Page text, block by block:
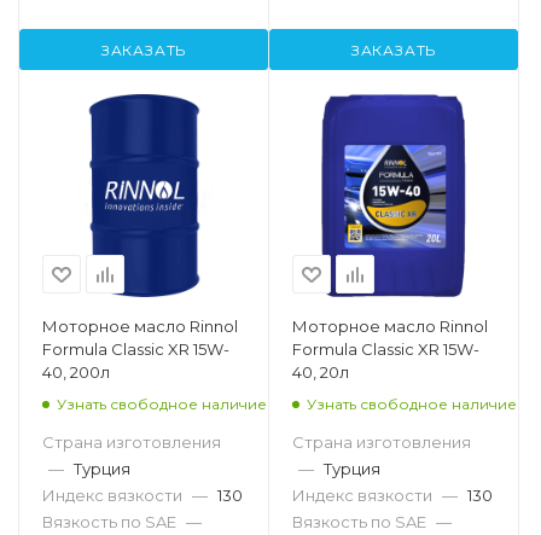
ЗАКАЗАТЬ ЗАКАЗАТЬ
Моторное масло Rinnol
Formula Classic XR 15W-
40, 200л
Узнать свободное наличие
Страна изготовления
— Турция
Индекс вязкости — 130
Вязкость по SAE —
Моторное масло Rinnol
Formula Classic XR 15W-
40, 20л
Узнать свободное наличие
Страна изготовления
— Турция
Индекс вязкости — 130
Вязкость по SAE —